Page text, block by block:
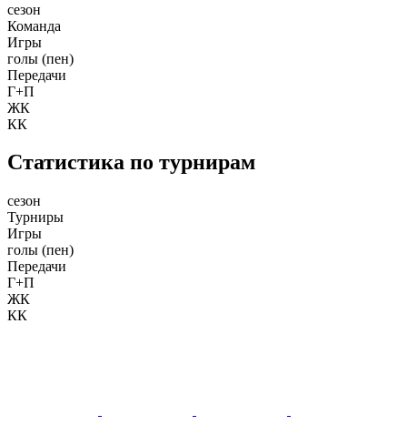
сезон
Команда
Игры
голы (пен)
Передачи
Г+П
ЖК
КК
Статистика по турнирам
сезон
Турниры
Игры
голы (пен)
Передачи
Г+П
ЖК
КК